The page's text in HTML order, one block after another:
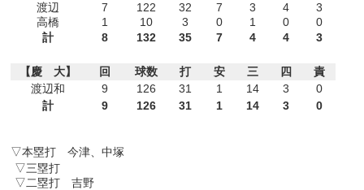
渡辺
7 122 32 7 3 4
3
高橋
1 10 3 0 1 0
0
計
8 132 35 7 4 4 3
【慶 大】 回 球数 打 安 三 四
責
渡辺和
9 126 31 1 14 3
0
計
9 126 31 1 14 3 0
▽本塁打 今津、中塚
▽三塁打
▽二塁打 吉野